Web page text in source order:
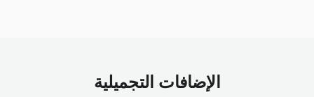
الإضافات التجميلية